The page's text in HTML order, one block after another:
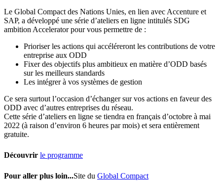
Le Global Compact des Nations Unies, en lien avec Accenture et
SAP, a développé une série d’ateliers en ligne intitulés SDG
ambition Accelerator pour vous permettre de :
Prioriser les actions qui accéléreront les contributions de votre
entreprise aux ODD
Fixer des objectifs plus ambitieux en matière d’ODD basés
sur les meilleurs standards
Les intégrer à vos systèmes de gestion
Ce sera surtout l’occasion d’échanger sur vos actions en faveur des
ODD avec d’autres entreprises du réseau.
Cette série d’ateliers en ligne se tiendra en français d’octobre à mai
2022 (à raison d’environ 6 heures par mois) et sera entièrement
gratuite.
Découvrir le programme
Pour aller plus loin...Site du Global Compact